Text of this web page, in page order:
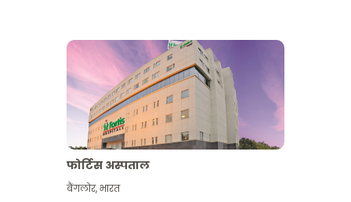
फोर्टिस अस्पताल
बैंगलोर,भारत